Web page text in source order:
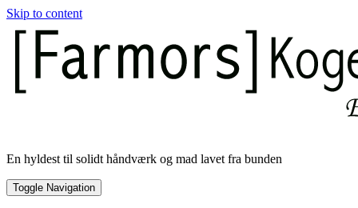
Skip to content
En hyldest til solidt håndværk og mad lavet fra bunden
Toggle Navigation